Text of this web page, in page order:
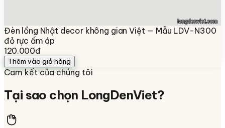
Đèn lồng Nhật decor không gian Việt — Mẫu LDV-N300
đỏ rực ấm áp
120.000đ
Thêm vào giỏ hàng
Cam kết của chúng tôi
Tại sao chọn LongDenViet?